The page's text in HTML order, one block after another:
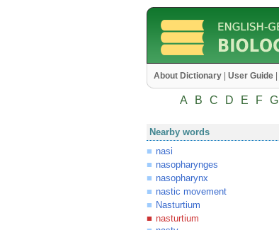
About Dictionary User Guide
A B C D E F G
Nearby words
nasi
nasopharynges
nasopharynx
nastic movement
Nasturtium
nasturtium